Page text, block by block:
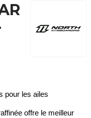
pour les ailes
offre le meilleur